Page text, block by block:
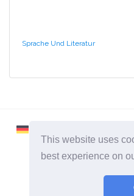
This website uses
best experience on
Sprache Und Literatur
2026 ©
Alle